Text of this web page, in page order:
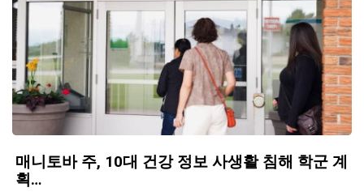
매니토바 주, 10대 건강 정보 사생활 침해 학군 계
획…